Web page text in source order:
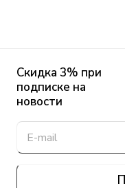
Скидка 3% при
подписке на
новости